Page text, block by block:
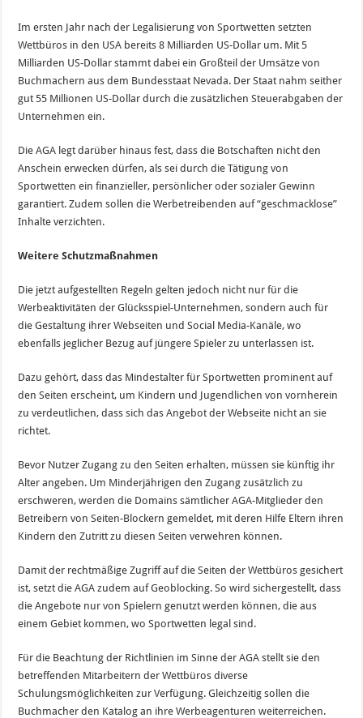
Im ersten Jahr nach der Legalisierung von Sportwetten setzten
Wettbüros in den USA bereits 8 Milliarden US-Dollar um. Mit 5
Milliarden US-Dollar stammt dabei ein Großteil der Umsätze von
Buchmachern aus dem Bundesstaat Nevada. Der Staat nahm seither
gut 55 Millionen US-Dollar durch die zusätzlichen Steuerabgaben der
Unternehmen ein.
Die AGA legt darüber hinaus fest, dass die Botschaften nicht den
Anschein erwecken dürfen, als sei durch die Tätigung von
Sportwetten ein finanzieller, persönlicher oder sozialer Gewinn
garantiert. Zudem sollen die Werbetreibenden auf “geschmacklose”
Inhalte verzichten.
Weitere Schutzmaßnahmen
Die jetzt aufgestellten Regeln gelten jedoch nicht nur für die
Werbeaktivitäten der Glücksspiel-Unternehmen, sondern auch für
die Gestaltung ihrer Webseiten und Social Media-Kanäle, wo
ebenfalls jeglicher Bezug auf jüngere Spieler zu unterlassen ist.
Dazu gehört, dass das Mindestalter für Sportwetten prominent auf
den Seiten erscheint, um Kindern und Jugendlichen von vornherein
zu verdeutlichen, dass sich das Angebot der Webseite nicht an sie
richtet.
Bevor Nutzer Zugang zu den Seiten erhalten, müssen sie künftig ihr
Alter angeben. Um Minderjährigen den Zugang zusätzlich zu
erschweren, werden die Domains sämtlicher AGA-Mitglieder den
Betreibern von Seiten-Blockern gemeldet, mit deren Hilfe Eltern ihren
Kindern den Zutritt zu diesen Seiten verwehren können.
Damit der rechtmäßige Zugriff auf die Seiten der Wettbüros gesichert
ist, setzt die AGA zudem auf Geoblocking. So wird sichergestellt, dass
die Angebote nur von Spielern genutzt werden können, die aus
einem Gebiet kommen, wo Sportwetten legal sind.
Für die Beachtung der Richtlinien im Sinne der AGA stellt sie den
betreffenden Mitarbeitern der Wettbüros diverse
Schulungsmöglichkeiten zur Verfügung. Gleichzeitig sollen die
Buchmacher den Katalog an ihre Werbeagenturen weiterreichen.